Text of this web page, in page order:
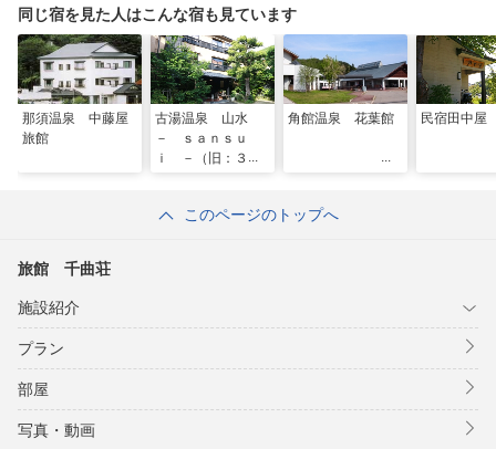
同じ宿を見た人はこんな宿も見ています
那須温泉 中藤屋
旅館
古湯温泉 山水
－ ｓａｎｓｕ
ｉ －（旧：３種
ｉ －）
角館温泉 花葉館 民宿田中屋
このページのトップへ
旅館 千曲荘
施設紹介
プラン
部屋
写真・動画